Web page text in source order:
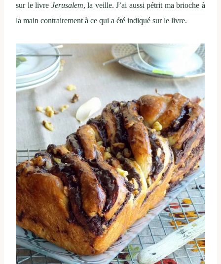
sur le livre Jerusalem, la veille. J’ai aussi pétrit ma brioche à
la main contrairement à ce qui a été indiqué sur le livre.